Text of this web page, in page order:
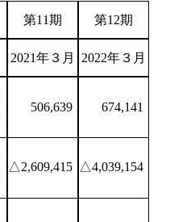
第11期 第12期
2021年３月 2022年３月
506,639 674,141
△2,609,415 △4,039,154